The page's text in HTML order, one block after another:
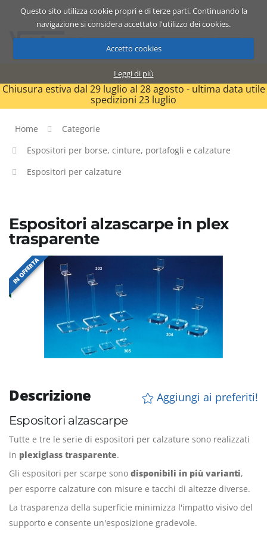
Questo sito utilizza cookie propri e di terze parti. Continuando la
navigazione si considera accettato l'utilizzo dei cookies.
Accetto cookies
Leggi di più
Catalogo Carrello ITA
Chiusura estiva dal 29 luglio al 28 agosto - ultima data utile
spedizioni 23 luglio
Home
Categorie
Espositori per borse, cinture, portafogli e calzature
Espositori per calzature
Espositori alzascarpe in plex
trasparente
IN OFFERTA
Descrizione
Aggiungi ai preferiti!
Espositori alzascarpe
Tutte e tre le serie di espositori per calzature sono realizzati
in plexiglass trasparente.
Gli espositori per scarpe sono disponibili in più varianti,
per esporre calzature con misure e tacchi di altezze diverse.
La trasparenza della superficie minimizza l'impatto visivo del
supporto e consente un'esposizione gradevole.